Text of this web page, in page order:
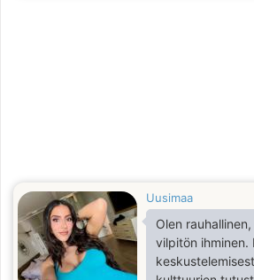
Uusimaa
Olen
vilpitön ihminen.